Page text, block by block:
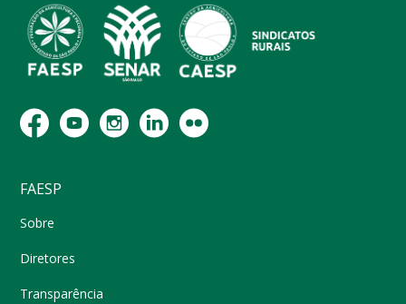
FAESP
Sobre
Diretores
Transparência